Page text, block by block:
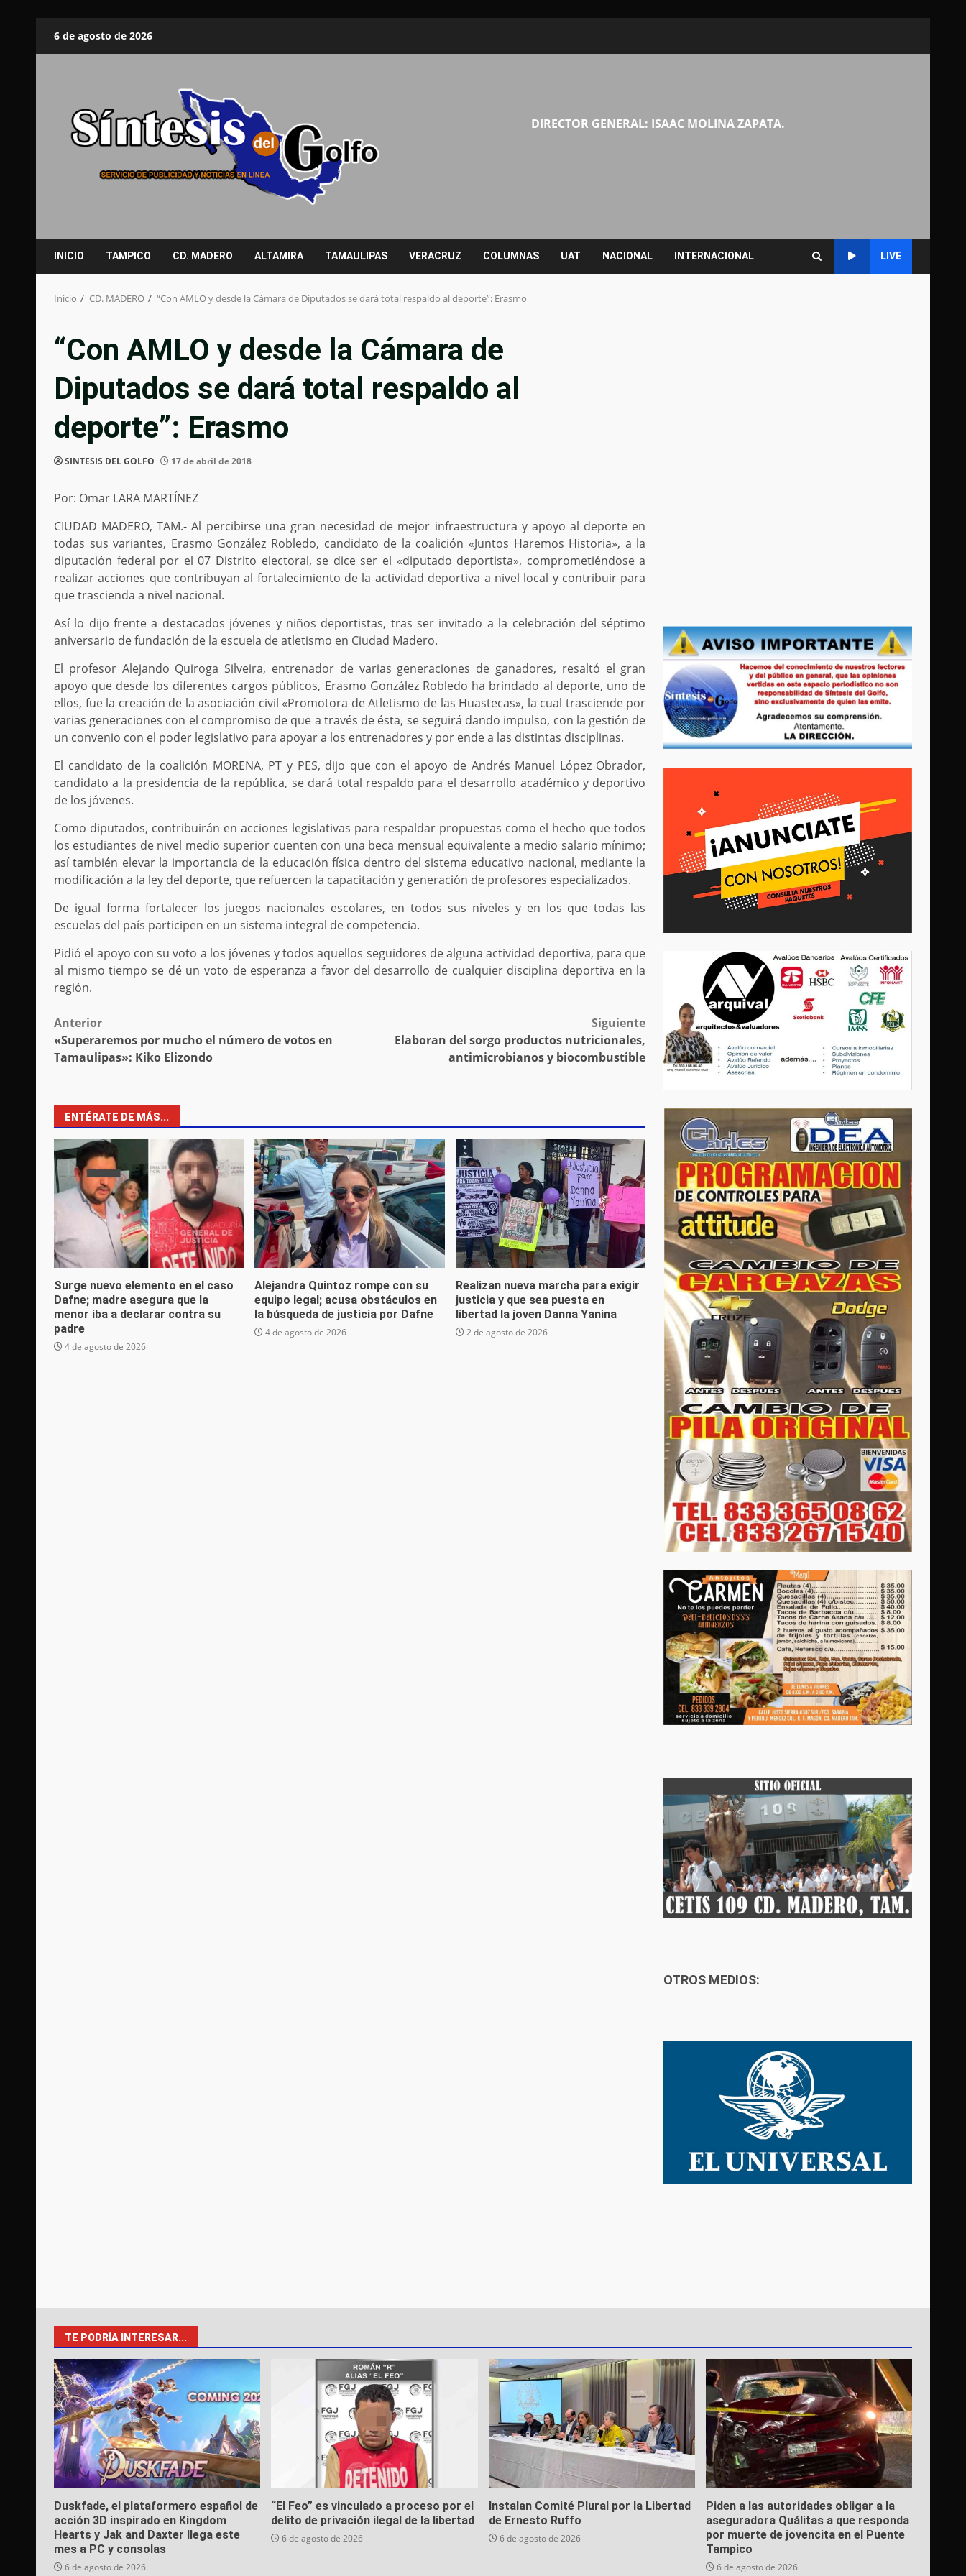
6 de agosto de 2026
DIRECTOR GENERAL: ISAAC MOLINA ZAPATA.
INICIO TAMPICO CD. MADERO ALTAMIRA TAMAULIPAS VERACRUZ COLUMNAS UAT NACIONAL INTERNACIONAL LIVE
Inicio CD. MADERO “Con AMLO y desde la Cámara de Diputados se dará total respaldo al deporte”: Erasmo
“Con AMLO y desde la Cámara de
Diputados se dará total respaldo al
deporte”: Erasmo
SINTESIS DEL GOLFO 17 de abril de 2018
Por: Omar LARA MARTÍNEZ
CIUDAD MADERO, TAM.- Al percibirse una gran necesidad de mejor infraestructura y apoyo al deporte en
todas sus variantes, Erasmo González Robledo, candidato de la coalición «Juntos Haremos Historia», a la
diputación federal por el 07 Distrito electoral, se dice ser el «diputado deportista», comprometiéndose a
realizar acciones que contribuyan al fortalecimiento de la actividad deportiva a nivel local y contribuir para
que trascienda a nivel nacional.
Así lo dijo frente a destacados jóvenes y niños deportistas, tras ser invitado a la celebración del séptimo
aniversario de fundación de la escuela de atletismo en Ciudad Madero.
El profesor Alejando Quiroga Silveira, entrenador de varias generaciones de ganadores, resaltó el gran
apoyo que desde los diferentes cargos públicos, Erasmo González Robledo ha brindado al deporte, uno de
ellos, fue la creación de la asociación civil «Promotora de Atletismo de las Huastecas», la cual trasciende por
varias generaciones con el compromiso de que a través de ésta, se seguirá dando impulso, con la gestión de
un convenio con el poder legislativo para apoyar a los entrenadores y por ende a las distintas disciplinas.
El candidato de la coalición MORENA, PT y PES, dijo que con el apoyo de Andrés Manuel López Obrador,
candidato a la presidencia de la república, se dará total respaldo para el desarrollo académico y deportivo
de los jóvenes.
Como diputados, contribuirán en acciones legislativas para respaldar propuestas como el hecho que todos
los estudiantes de nivel medio superior cuenten con una beca mensual equivalente a medio salario mínimo;
así también elevar la importancia de la educación física dentro del sistema educativo nacional, mediante la
modificación a la ley del deporte, que refuercen la capacitación y generación de profesores especializados.
De igual forma fortalecer los juegos nacionales escolares, en todos sus niveles y en los que todas las
escuelas del país participen en un sistema integral de competencia.
Pidió el apoyo con su voto a los jóvenes y todos aquellos seguidores de alguna actividad deportiva, para que
al mismo tiempo se dé un voto de esperanza a favor del desarrollo de cualquier disciplina deportiva en la
región.
Post
navigation
Anterior
«Superaremos por mucho el número de votos en
Tamaulipas»: Kiko Elizondo
Siguiente
Elaboran del sorgo productos nutricionales,
antimicrobianos y biocombustible
ENTÉRATE DE MÁS...
Surge nuevo elemento en el caso
Dafne; madre asegura que la
menor iba a declarar contra su
padre
4 de agosto de 2026
Alejandra Quintoz rompe con su
equipo legal; acusa obstáculos en
la búsqueda de justicia por Dafne
4 de agosto de 2026
Realizan nueva marcha para exigir
justicia y que sea puesta en
libertad la joven Danna Yanina
2 de agosto de 2026
OTROS MEDIOS:
TE PODRÍA INTERESAR...
Duskfade, el plataformero español de
acción 3D inspirado en Kingdom
Hearts y Jak and Daxter llega este
mes a PC y consolas
6 de agosto de 2026
“El Feo” es vinculado a proceso por el
delito de privación ilegal de la libertad
6 de agosto de 2026
Instalan Comité Plural por la Libertad
de Ernesto Ruffo
6 de agosto de 2026
Piden a las autoridades obligar a la
aseguradora Quálitas a que responda
por muerte de jovencita en el Puente
Tampico
6 de agosto de 2026